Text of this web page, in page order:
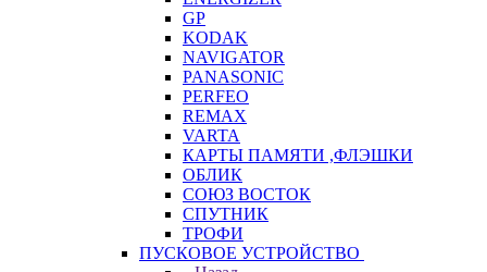
GP
KODAK
NAVIGATOR
PANASONIC
PERFEO
REMAX
VARTA
КАРТЫ ПАМЯТИ ,ФЛЭШКИ
ОБЛИК
СОЮЗ ВОСТОК
СПУТНИК
ТРОФИ
ПУСКОВОЕ УСТРОЙСТВО